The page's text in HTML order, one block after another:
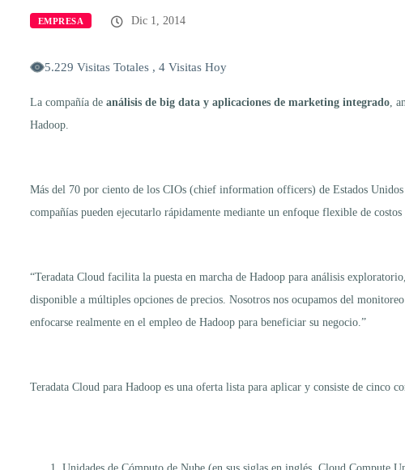
EMPRESA Dic 1, 2014
5.229 Visitas Totales , 4 Visitas Hoy
La compañía de análisis de big data y aplicaciones de marketing integrado ,
Hadoop.
Más del 70 por ciento de los CIOs (chief information officers) de Estados
compañías pueden ejecutarlo rápidamente mediante un enfoque flexible de
“Teradata Cloud facilita la puesta en marcha de Hadoop para análisis
disponible a múltiples opciones de precios. Nosotros nos ocupamos del
enfocarse realmente en el empleo de Hadoop para beneficiar su negocio.”
Teradata Cloud para Hadoop es una oferta lista para aplicar y consiste de cinco